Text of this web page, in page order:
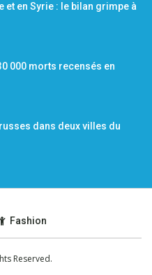
et en Syrie : le bilan grimpe à
000 morts recensés en
dans deux villes du
Fashion
Reserved.